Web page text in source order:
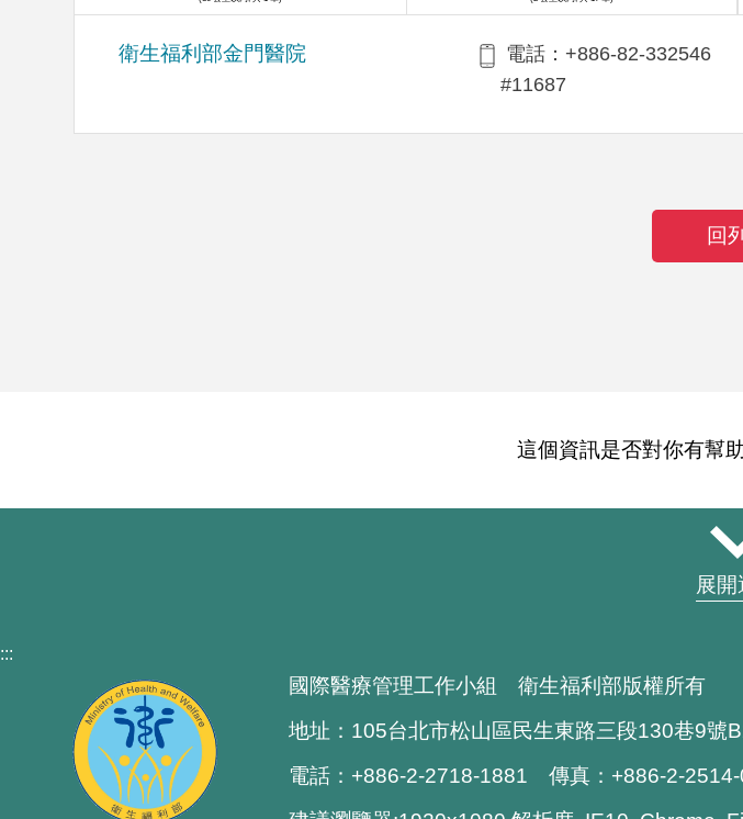
衛生福利部金門醫院
電話：+886-82-332546
#11687
回
這個資訊是否對你有幫
展開
:::
國際醫療管理工作小組 衛生福利部版權所有
地址：105台北市松山區民生東路三段130巷9號
電話：+886-2-2718-1881 傳真：+886-2-